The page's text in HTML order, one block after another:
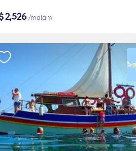
2,526/malam